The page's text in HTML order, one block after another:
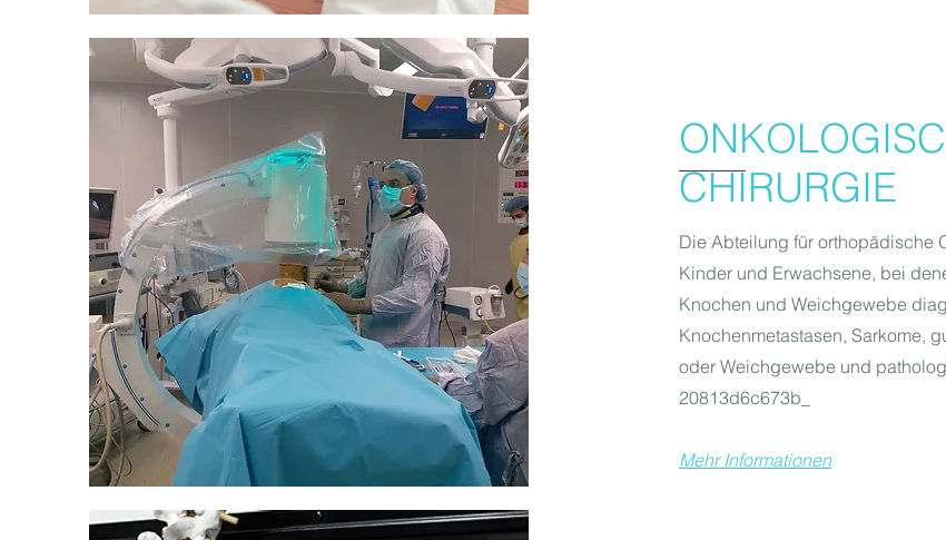
CHIRURGIE
Die Abteilung für orthopädische
Kinder und Erwachsene, bei
Knochen und Weichgewebe
Knochenmetastasen, Sarkome,
oder Weichgewebe und
20813d6c673b_
Mehr Informationen